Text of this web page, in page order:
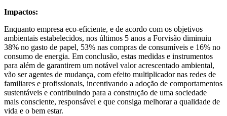
Impactos:
Enquanto empresa eco-eficiente, e de acordo com os objetivos
ambientais estabelecidos, nos últimos 5 anos a Forvisão diminuiu
38% no gasto de papel, 53% nas compras de consumíveis e 16% no
consumo de energia. Em conclusão, estas medidas e instrumentos
para além de garantirem um notável valor acrescentado ambiental,
vão ser agentes de mudança, com efeito multiplicador nas redes de
familiares e profissionais, incentivando a adoção de comportamentos
sustentáveis e contribuindo para a construção de uma sociedade
mais consciente, responsável e que consiga melhorar a qualidade de
vida e o bem estar.